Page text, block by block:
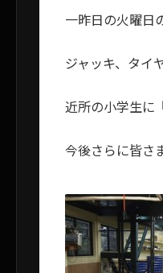
一昨日の火曜日
ジャッキ、タイ
近所の小学生に
今後さらに皆さ